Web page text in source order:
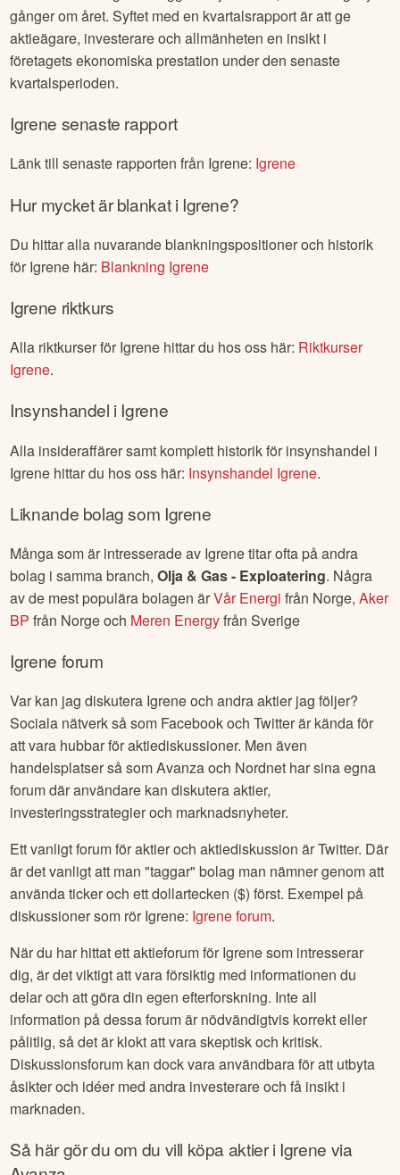
gånger om året. Syftet med en kvartalsrapport är att ge
aktieägare, investerare och allmänheten en insikt i
företagets ekonomiska prestation under den senaste
kvartalsperioden.
Igrene senaste rapport
Länk till senaste rapporten från Igrene: Igrene
Hur mycket är blankat i Igrene?
Du hittar alla nuvarande blankningspositioner och historik
för Igrene här: Blankning Igrene
Igrene riktkurs
Alla riktkurser för Igrene hittar du hos oss här: Riktkurser
Igrene.
Insynshandel i Igrene
Alla insideraffärer samt komplett historik för insynshandel i
Igrene hittar du hos oss här: Insynshandel Igrene.
Liknande bolag som Igrene
Många som är intresserade av Igrenetitar ofta på andra
bolag i samma branch,Olja & Gas - Exploatering. Några
av de mest populära bolagen ärVår Energi från Norge,Aker
BP från Norgeoch Meren EnergyfrånSverige
Igrene forum
Var kan jag diskutera Igreneoch andra aktier jag följer?
Sociala nätverk så som Facebook och Twitter är kända för
att vara hubbar för aktiediskussioner. Men även
handelsplatser så som Avanza och Nordnet har sina egna
forum där användare kan diskutera aktier,
investeringsstrategier och marknadsnyheter.
Ett vanligt forum för aktier och aktiediskussion är Twitter. Där
är det vanligt att man "taggar" bolag man nämner genom att
använda ticker och ett dollartecken ($) först. Exempel på
diskussioner som rör Igrene: Igreneforum.
När du har hittat ett aktieforum för Igrenesom intresserar
dig, är det viktigt att vara försiktig med informationen du
delar och att göra din egen efterforskning. Inte all
information på dessa forum är nödvändigtvis korrekt eller
pålitlig, så det är klokt att vara skeptisk och kritisk.
Diskussionsforum kan dock vara användbara för att utbyta
åsikter och idéer med andra investerare och få insikt i
marknaden.
Så här gör du om du vill köpa aktier i Igrene via